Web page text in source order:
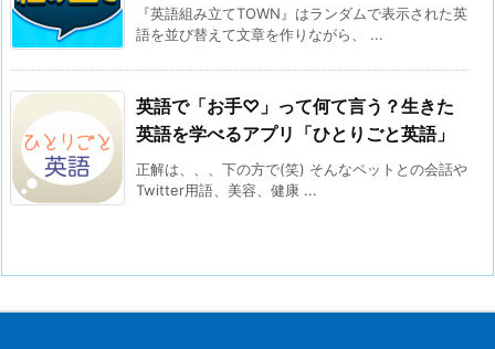
『英語組み立てTOWN』はランダムで表示された英
語を並び替えて文章を作りながら、 ...
英語で「お手♡」って何て言う？生きた
英語を学べるアプリ「ひとりごと英語」
正解は、、、下の方で(笑) そんなペットとの会話や
Twitter用語、美容、健康 ...